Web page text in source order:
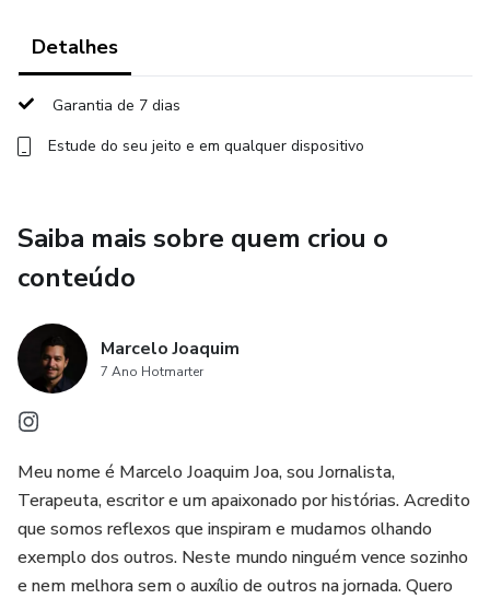
O foco não é motivação passageira, mas autoconhecimento
aplicado à vida real, promovendo equilíbrio emocional,
📌 Mentoria em grupo e individual
📌 Para homens e mulheres 30+
Detalhes
Garantia de 7 dias
Estude do seu jeito e em qualquer dispositivo
Saiba mais sobre quem criou o
conteúdo
Marcelo Joaquim
7 Ano Hotmarter
Meu nome é Marcelo Joaquim Joa, sou Jornalista,
Terapeuta, escritor e um apaixonado por histórias. Acredito
que somos reflexos que inspiram e mudamos olhando
exemplo dos outros. Neste mundo ninguém vence sozinho
e nem melhora sem o auxílio de outros na jornada. Quero